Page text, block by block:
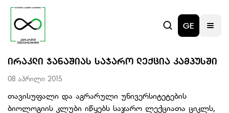
GE
ᲘᲠᲐᲙᲚᲘ ᲯᲐᲜᲐᲨᲘᲐᲡ ᲡᲐᲯᲐᲠᲝ ᲚᲔᲥᲪᲘᲐ ᲙᲐᲛᲞᲣᲡᲨᲘ
08 აპრილი 2015
თავისუფალი და აგრარული უნივერსიტეტების
ბიოლოგიის კლუბი იწყებს საჯარო ლექციათა ციკლს,